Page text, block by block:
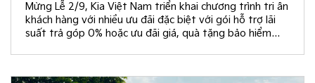
Mừng Lễ 2/9, Kia Việt Nam triển khai chương trình tri ân
khách hàng với nhiều ưu đãi đặc biệt với gói hỗ trợ lãi
suất trả góp 0% hoặc ưu đãi giá, quà tặng bảo hiểm